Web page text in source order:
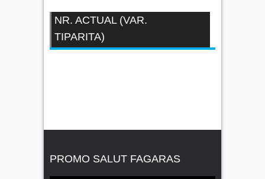
NR. ACTUAL (VAR.
TIPARITA)
PROMO SALUT FAGARAS